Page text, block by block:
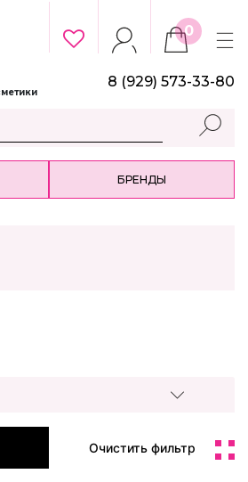
0
8 (929) 573-33-80
БРЕНДЫ
Очистить фильтр